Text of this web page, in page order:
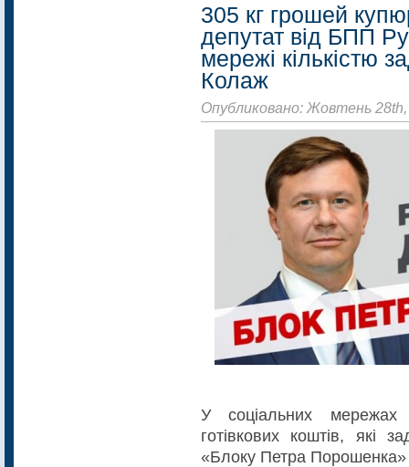
305 кг грошей
депутат від БПП
мережі кількістю
Колаж
Опубликовано: Жовтень
У соціальних мережах
готівкових коштів, які
«Блоку Петра